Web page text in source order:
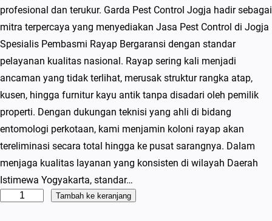
profesional dan terukur. Garda Pest Control Jogja hadir sebagai
mitra terpercaya yang menyediakan Jasa Pest Control di Jogja
Spesialis Pembasmi Rayap Bergaransi dengan standar
pelayanan kualitas nasional. Rayap sering kali menjadi
ancaman yang tidak terlihat, merusak struktur rangka atap,
kusen, hingga furnitur kayu antik tanpa disadari oleh pemilik
properti. Dengan dukungan teknisi yang ahli di bidang
entomologi perkotaan, kami menjamin koloni rayap akan
tereliminasi secara total hingga ke pusat sarangnya. Dalam
menjaga kualitas layanan yang konsisten di wilayah Daerah
Istimewa Yogyakarta, standar…
Tambah ke keranjang